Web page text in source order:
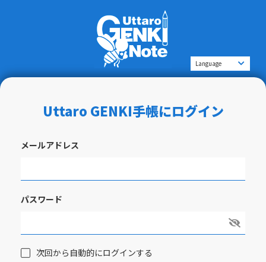
Uttaro GENKI手帳にログイン
メールアドレス
パスワード
次回から自動的にログインする